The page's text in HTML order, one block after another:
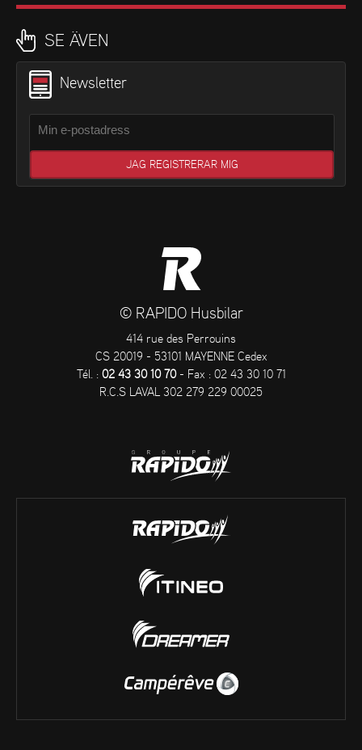
SE ÄVEN
Newsletter
© RAPIDO Husbilar
414 rue des Perrouins
CS 20019 - 53101 MAYENNE Cedex
Tél. : 02 43 30 10 70- Fax : 02 43 30 10 71
R.C.S LAVAL 302 279 229 00025